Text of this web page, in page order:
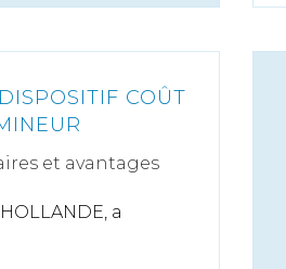
COÛT
et avantages
a